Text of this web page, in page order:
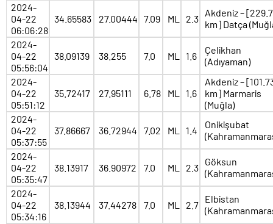
2024-
04-22
06:06:28
34.65583 27.00444 7.09 ML 2.3
Akdeniz –
km] Datça
2024-
04-22
05:56:04
38.09139 38.255 7.0 ML 1.6
Çelikhan
(Adıyaman)
2024-
04-22
05:51:12
35.72417 27.95111 6.78 ML 1.6
Akdeniz –
km] Marmaris
(Muğla)
2024-
04-22
05:37:55
37.86667 36.72944 7.02 ML 1.4
Onikişubat
2024-
04-22
05:35:47
38.13917 36.90972 7.0 ML 2.3
Göksun
2024-
04-22
05:34:16
38.13944 37.44278 7.0 ML 2.7
Elbistan